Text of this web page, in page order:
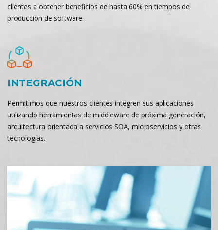
clientes a obtener beneficios de hasta 60% en tiempos de
producción de software.
INTEGRACIÓN
Permitimos que nuestros clientes integren sus aplicaciones
utilizando herramientas de middleware de próxima generación,
arquitectura orientada a servicios SOA, microservicios y otras
tecnologías.